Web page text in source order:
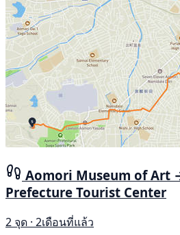
Aomori Museum of Art
Prefecture Tourist Center
2 จุด · 2เดือนที่แล้ว